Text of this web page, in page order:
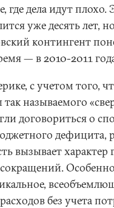
где дела идут плохо.
уже десять лет,
контингент
— в 2010-2011
с учетом того,
называемого
договориться о
дефицита,
вызывает
без учета